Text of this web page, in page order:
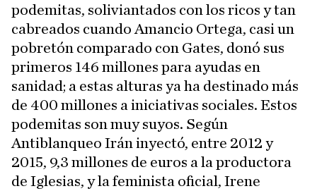
podemitas, soliviantados con los ricos y tan
cabreados cuando Amancio Ortega, casi un
pobretón comparado con Gates, donó sus
primeros 146 millones para ayudas en
sanidad; a estas alturas ya ha destinado más
de 400 millones a iniciativas sociales. Estos
podemitas son muy suyos. Según
Antiblanqueo Irán inyectó, entre 2012 y
2015, 9,3 millones de euros a la productora
de Iglesias, y la feminista oficial, Irene